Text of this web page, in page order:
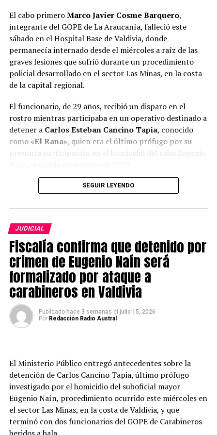
Además, los funcionarios encontraron dos pistolas de
aire comprimido, un rifle de aire comprimido con mira
telescópica, 15 balines de acero, una vaina percutada
calibre 9 milímetros y un cartucho sin percutar marca
CBC, elementos que serán incorporados como evidencia
en la investigación.
imputados fueron puestos a disposición del Juzgado de
Garantía para su respectivo control de detención.
Desde Carabineros señalaron que el procedimiento
permitió avanzar en el esclarecimiento del homicidio
elementos asociados a su comercialización y evidencia
relevante para la causa penal.
Post Views: 13
El cabo primeroMarco Javier Cosme Barquero,
integrante del GOPE de La Araucanía, falleció este
sábado en el Hospital Base de Valdivia, donde
permanecía internado desde el miércoles a raíz de las
graves lesiones que sufrió durante un procedimiento
policial desarrollado en el sector Las Minas, en la costa
de la capital regional.
El funcionario, de 29 años, recibió un disparo en el
rostro mientras participaba en un operativo destinado a
detener a Carlos Esteban Cancino Tapia, conocido
como«El Rana», quien era el último prófugo por su
presunta participación en el homicidio del cabo Eugenio
Desde su ingreso al principal recinto asistencial de la
neuroquirúrgica de alta complejidad para enfrentar el
grave traumatismo encefalocraneano provocado por el
impacto balístico. Pese al trabajo del equipo médico y a
los esfuerzos realizados para estabilizar su condición, su
estado de salud se mantuvo crítico y finalmente este
sábado se confirmó su fallecimiento.
De acuerdo con los antecedentes conocidos tras su
deceso, la familia del funcionario autorizó la donación
de sus órganos. Durante la jornada, el director general
de Carabineros llegó hasta el Hospital Base de Valdivia
El procedimiento
El operativo se desarrolló durante la mañana del
miércoles en el sector Las Minas, donde equipos
especializados del GOPE lograron ubicar a Cancino
Tapia. Según los antecedentes reunidos por la
SEGUIR LEYENDO
JUDICIAL
Fiscalía confirma que detenido por
crimen de Eugenio Naín será
formalizado por ataque a
carabineros en Valdivia
Publicado hace 3 semanas el julio 15, 2026
Por Redacción Radio Austral
El Ministerio Público entregó antecedentes sobre la
detención de Carlos Cancino Tapia, último prófugo
investigado por el homicidio del suboficial mayor
Eugenio Naín, procedimiento ocurrido este miércoles en
el sector Las Minas, en la costa de Valdivia, y que
terminó con dos funcionarios del GOPE de Carabineros